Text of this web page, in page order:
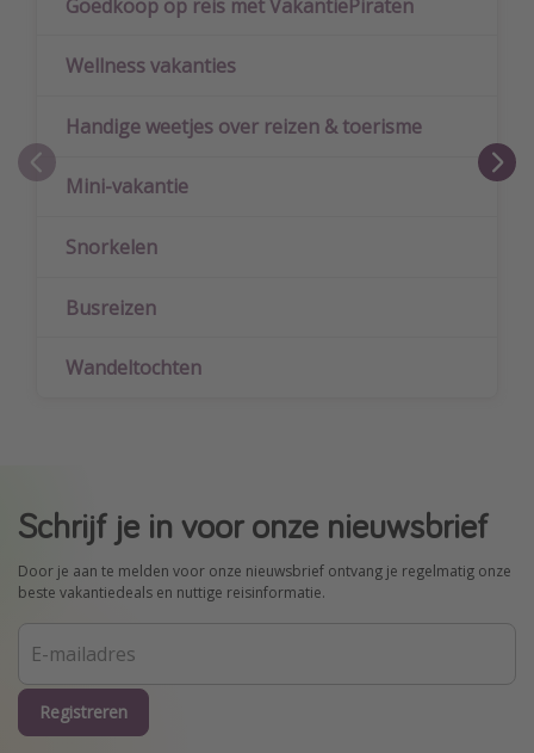
Goedkoop op reis met VakantiePiraten
Wellness vakanties
Handige weetjes over reizen & toerisme
Mini-vakantie
Snorkelen
Busreizen
Wandeltochten
Schrijf je in voor onze nieuwsbrief
Door je aan te melden voor onze nieuwsbrief ontvang je regelmatig onze
beste vakantiedeals en nuttige reisinformatie.
Registreren